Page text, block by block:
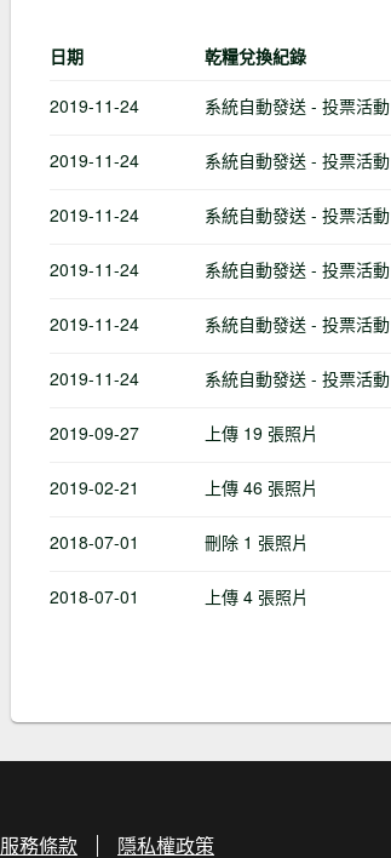
日期 乾糧兌換紀錄
2019-11-24 系統自動發送 - 投票活動
2019-11-24 系統自動發送 - 投票活動
2019-11-24 系統自動發送 - 投票活動
2019-11-24 系統自動發送 - 投票活動
2019-11-24 系統自動發送 - 投票活動
2019-11-24 系統自動發送 - 投票活動
2019-09-27 上傳 19 張照片
2019-02-21 上傳 46 張照片
2018-07-01 刪除 1 張照片
2018-07-01 上傳 4 張照片
服務條款 隱私權政策